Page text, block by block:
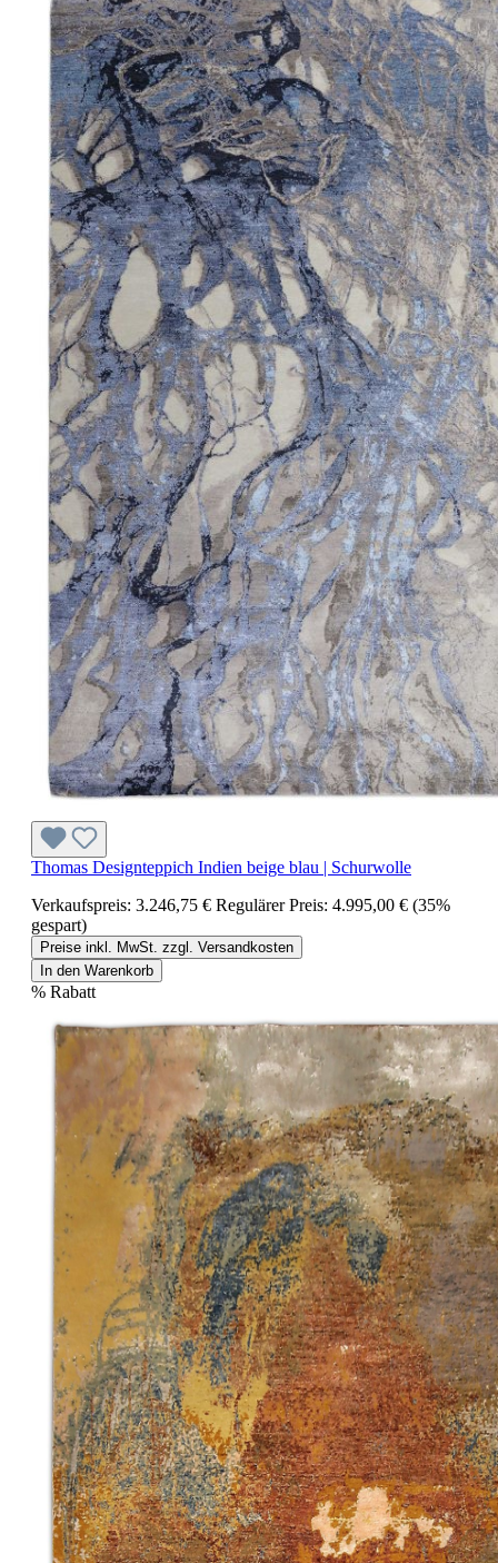
Thomas Designteppich Indien beige blau | Schurwolle
Verkaufspreis: 3.246,75 € Regulärer Preis: 4.995,00 € (35%
gespart)
Preise inkl. MwSt. zzgl. Versandkosten
In den Warenkorb
% Rabatt